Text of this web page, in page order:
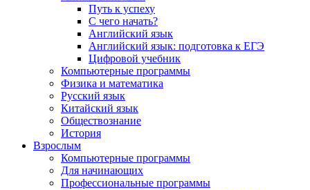
Путь к успеху
С чего начать?
Английский язык
Английский язык: подготовка к ЕГЭ
Цифровой учебник
Компьютерные программы
Физика и математика
Русский язык
Китайский язык
Обществознание
История
Взрослым
Компьютерные программы
Для начинающих
Профессиональные программы